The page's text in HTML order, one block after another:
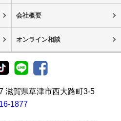
会社概要
オンライン相談
滋賀県草津市西大路町3-5
1877